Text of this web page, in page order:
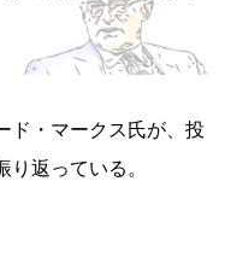
ド・マークス氏が、投
返っている。